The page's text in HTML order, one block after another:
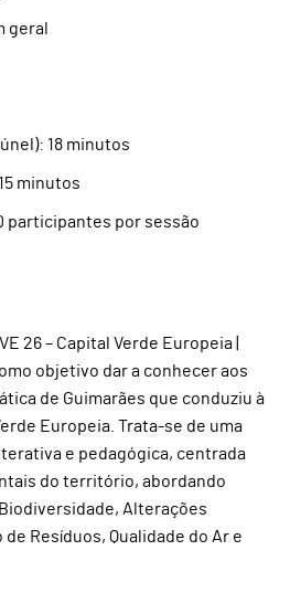
geral
18 minutos
minutos
participantes por sessão
26 – Capital Verde Europeia |
objetivo dar a conhecer aos
de Guimarães que conduziu à
Europeia. Trata-se de uma
e pedagógica, centrada
do território, abordando
Alterações
Resíduos, Qualidade do Ar e